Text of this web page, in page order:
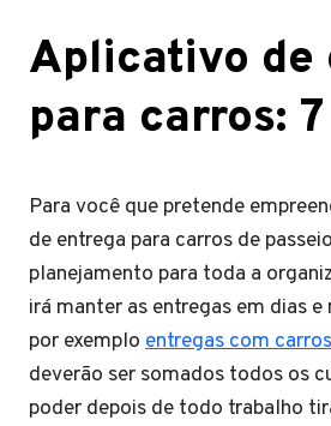
Aplicativo de
para carros:
Para você que pretende
de entrega para carros de
planejamento para toda a
irá manter as entregas em dias
por exemplo entregas com
deverão ser somados todos os
poder depois de todo trabalho